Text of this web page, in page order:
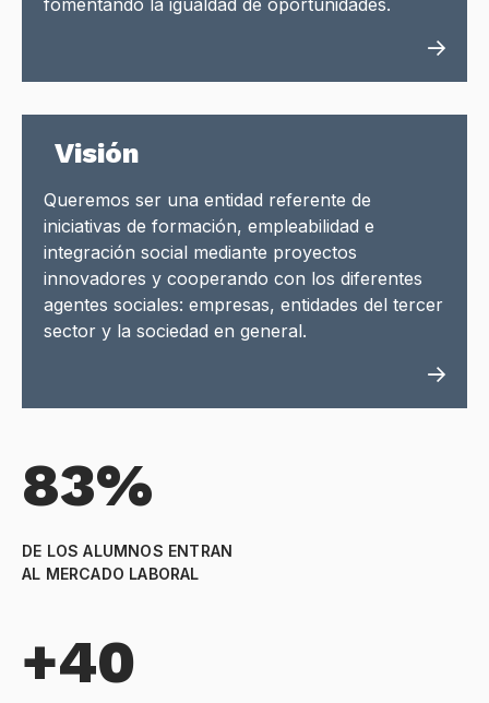
fomentando la igualdad de oportunidades.
Visión
Queremos ser una entidad referente de
iniciativas de formación, empleabilidad e
integración social mediante proyectos
innovadores y cooperando con los diferentes
agentes sociales: empresas, entidades del tercer
sector y la sociedad en general.
83%
DE LOS ALUMNOS ENTRAN
AL MERCADO LABORAL
+40